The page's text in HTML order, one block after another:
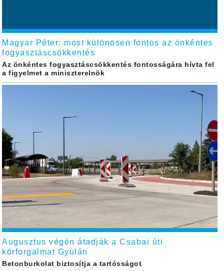
Magyar Péter: most különösen fontos az önkéntes
fogyasztáscsökkentés
Az önkéntes fogyasztáscsökkentés fontosságára hívta fel
a figyelmet a miniszterelnök
Augusztus végén átadják a Csabai úti
körforgalmat Gyulán
Betonburkolat biztosítja a tartósságot